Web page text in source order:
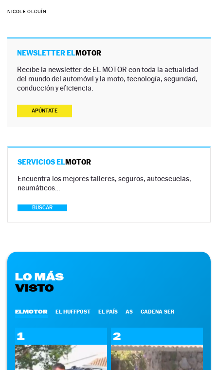
NICOLE OLGUÍN
NEWSLETTER ELMOTOR
Recibe la newsletter de EL MOTOR con toda la actualidad
del mundo del automóvil y la moto, tecnología, seguridad,
conducción y eficiencia.
APÚNTATE
SERVICIOS ELMOTOR
Encuentra los mejores talleres, seguros, autoescuelas,
neumáticos…
BUSCAR
LO MÁS
VISTO
ELMOTOR EL HUFFPOST EL PAÍS AS CADENA SER
1 2